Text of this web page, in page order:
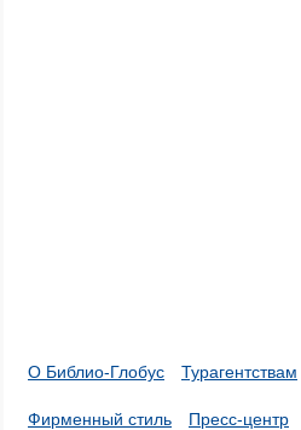
О Библио-Глобус Турагентствам
Фирменный стиль Пресс-центр